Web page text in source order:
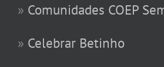
» Comunidades COEP
» Celebrar Betinho